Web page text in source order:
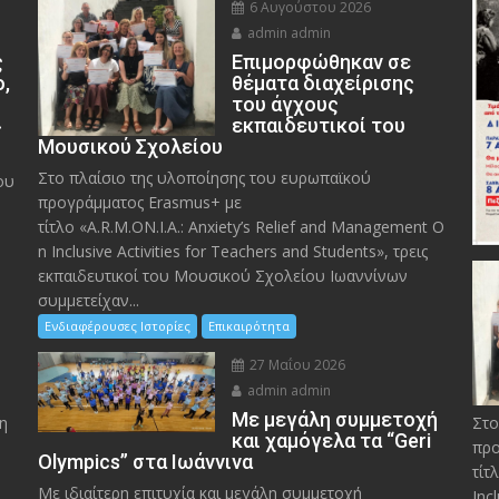
6 Αυγούστου 2026
admin admin
Eπιμορφώθηκαν σε
θέματα διαχείρισης
του άγχους
εκπαιδευτικοί του
Μουσικού Σχολείου
Στο πλαίσιο της υλοποίησης του ευρωπαϊκού
προγράμματος Erasmus+ με
τίτλο «A.R.M.ON.I.A.: Anxiety’s Relief and Management O
n Inclusive Activities for Teachers and Students», τρεις
εκπαιδευτικοί του Μουσικού Σχολείου Ιωαννίνων
συμμετείχαν...
Ενδιαφέρουσες Ιστορίες Επικαιρότητα
27 Μαΐου 2026
admin admin
Με μεγάλη συμμετοχή
και χαμόγελα τα “Geri
Olympics” στα Ιωάννινα
Με ιδιαίτερη επιτυχία και μεγάλη συμμετοχή